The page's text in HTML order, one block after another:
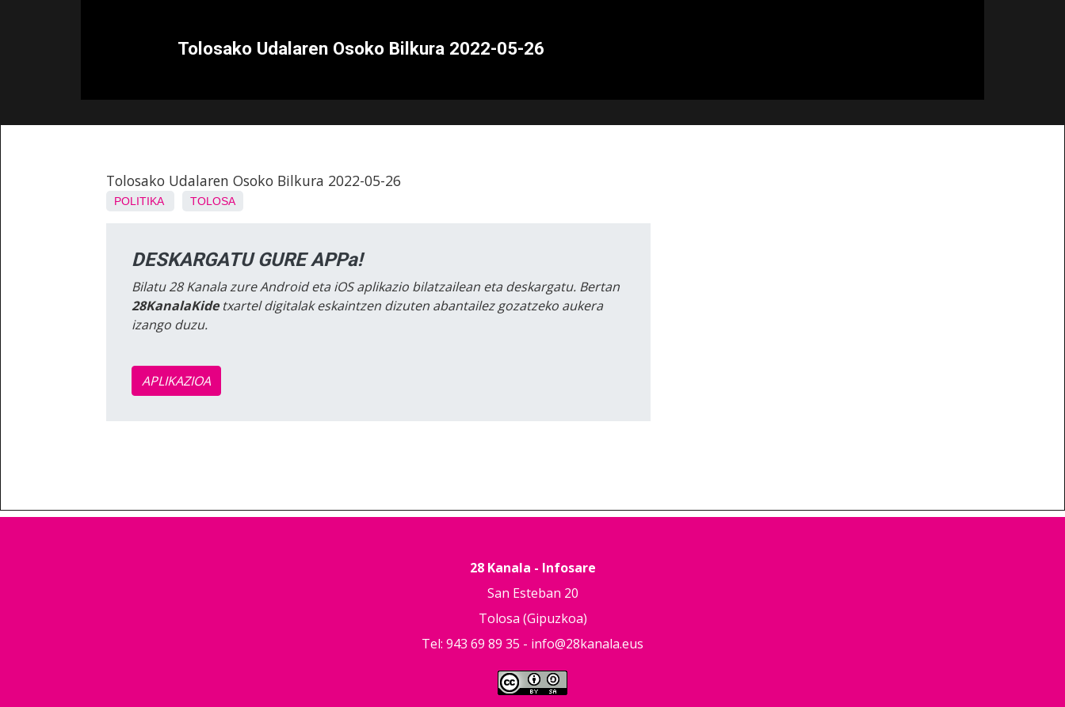
Tolosako Udalaren Osoko Bilkura 2022-05-26
Tolosako Udalaren Osoko Bilkura 2022-05-26
POLITIKA TOLOSA
DESKARGATU GURE APPa!
Bilatu 28 Kanala zure Android eta iOS aplikazio bilatzailean eta deskargatu. Bertan
28KanalaKidetxartel digitalak eskaintzen dizuten abantailez gozatzeko aukera
izango duzu.
APLIKAZIOA
28 Kanala - Infosare
San Esteban 20
Tolosa (Gipuzkoa)
Tel: 943 69 89 35 - info@28kanala.eus